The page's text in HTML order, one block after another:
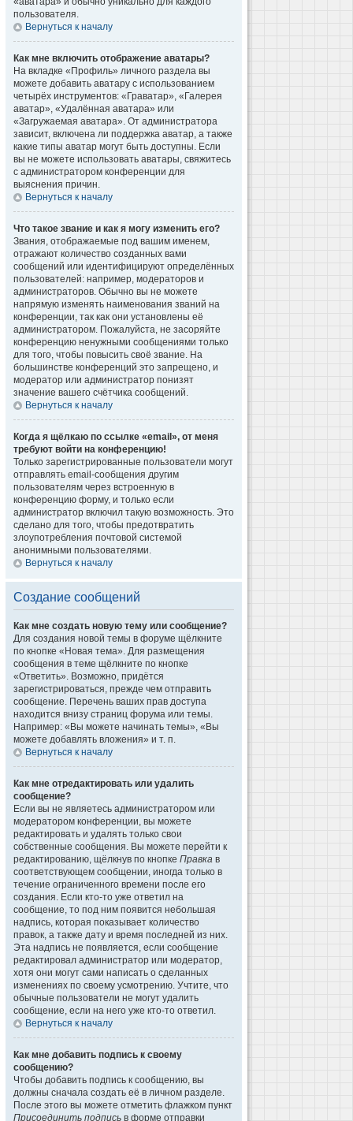
пользователя.
Вернуться к началу
Как мне включить отображение аватары?
На вкладке «Профиль» личного раздела вы
можете добавить аватару с использованием
четырёх инструментов: «Граватар», «Галерея
аватар», «Удалённая аватара» или
«Загружаемая аватара». От администратора
зависит, включена ли поддержка аватар, а также
какие типы аватар могут быть доступны. Если
вы не можете использовать аватары, свяжитесь
с администратором конференции для
выяснения причин.
Вернуться к началу
Что такое звание и как я могу изменить его?
Звания, отображаемые под вашим именем,
отражают количество созданных вами
сообщений или идентифицируют определённых
пользователей: например, модераторов и
администраторов. Обычно вы не можете
напрямую изменять наименования званий на
конференции, так как они установлены её
администратором. Пожалуйста, не засоряйте
конференцию ненужными сообщениями только
для того, чтобы повысить своё звание. На
большинстве конференций это запрещено, и
модератор или администратор понизят
значение вашего счётчика сообщений.
Вернуться к началу
Когда я щёлкаю по ссылке «email», от меня
требуют войти на конференцию!
Только зарегистрированные пользователи могут
отправлять email-сообщения другим
пользователям через встроенную в
конференцию форму, и только если
администратор включил такую возможность. Это
сделано для того, чтобы предотвратить
злоупотребления почтовой системой
анонимными пользователями.
Вернуться к началу
Создание сообщений
Как мне создать новую тему или сообщение?
Для создания новой темы в форуме щёлкните
по кнопке «Новая тема». Для размещения
сообщения в теме щёлкните по кнопке
«Ответить». Возможно, придётся
зарегистрироваться, прежде чем отправить
сообщение. Перечень ваших прав доступа
находится внизу страниц форума или темы.
Например: «Вы можете начинать темы», «Вы
можете добавлять вложения» и т. п.
Вернуться к началу
Как мне отредактировать или удалить
сообщение?
Если вы не являетесь администратором или
модератором конференции, вы можете
редактировать и удалять только свои
собственные сообщения. Вы можете перейти к
редактированию, щёлкнув по кнопке Правка в
соответствующем сообщении, иногда только в
течение ограниченного времени после его
создания. Если кто-то уже ответил на
сообщение, то под ним появится небольшая
надпись, которая показывает количество
правок, а также дату и время последней из них.
Эта надпись не появляется, если сообщение
редактировал администратор или модератор,
хотя они могут сами написать о сделанных
изменениях по своему усмотрению. Учтите, что
обычные пользователи не могут удалить
сообщение, если на него уже кто-то ответил.
Вернуться к началу
Как мне добавить подпись к своему
сообщению?
Чтобы добавить подпись к сообщению, вы
должны сначала создать её в личном разделе.
После этого вы можете отметить флажком пункт
Присоединить подпись в форме отправки